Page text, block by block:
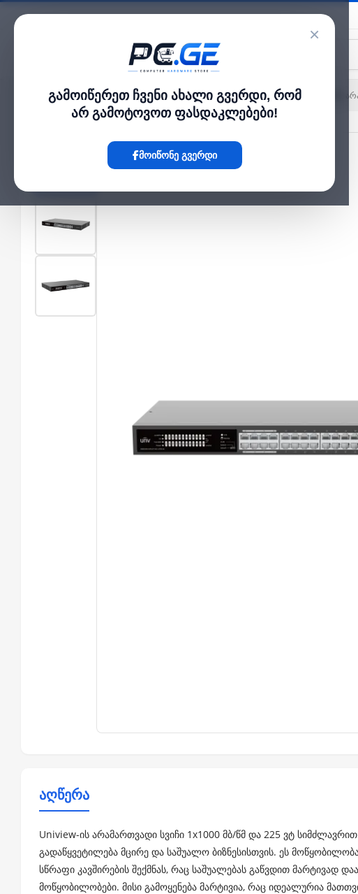
×
გამოიწერეთ ჩვენი ახალი გვერდი, რომ
არ გამოტოვოთ ფასდაკლებები!
მოიწონე გვერდი
კატალოგი
მთავარი›Network Switch›PoE სვიჩი - 24x100 მბ/წმ PoE (at/af) პორტი, 1x1000 მბ/წმ,
აღწერა
Uniview-ის არამართვადი სვიჩი 1x1000 მბ/წმ და 225 ვტ სიმძლავრით
გადაწყვეტილება მცირე და საშუალო ბიზნესისთვის. ეს
სწრაფი კავშირების შექმნას, რაც საშუალებას გაწვდით მარტივად
მოწყობილობები. მისი გამოყენება მარტივია, რაც იდეალურია